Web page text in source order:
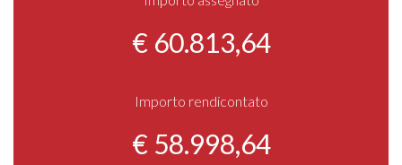
€ 60.813,64
Importo rendicontato
€ 58.998,64